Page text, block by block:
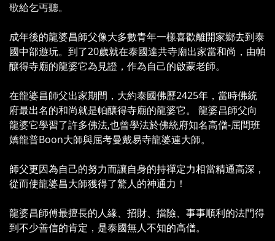
歌給乞丐聽。
成年後的龍婆昌師父像大多數青年一樣喜歡離開家鄉去到泰
國中部遊玩。到了20歲就在泰國達共寺廟出家當和尚，由帕
釀得寺廟的龍婆它為見證，作為自己的啟蒙老師。
在龍婆昌師父出家期間，大約泰國佛歷2425年，當時佛統
府最出名的和尚就是帕釀得寺廟的龍婆它。 龍婆昌師父向
龍婆它學習了許多佛法,也曾學法於佛統府知名高僧-屈間班
嬌龍普Boon大師與屈考曼戴易寺龍婆連大師。
師父更因為自己的努力而讓自身的持禪定力相當精通高深，
從而使龍婆昌大師獲得了驚人的神通力！
龍婆昌師傅最擅長的人緣、招財、擋險、事事順利的法門得
到不少善信的肯定，是泰國無人不知的高僧。